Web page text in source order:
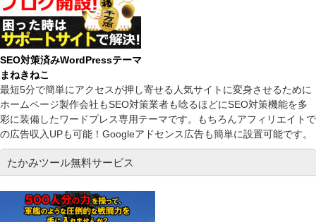
SEO対策済みWordPressテーマ
まねきねこ
最短5分で簡単にアクセスが押し寄せる人気サイトに変身させるために
ホームページ製作会社もSEO対策業者も唸るほどにSEO対策機能を多
彩に装備したワードプレス専用テーマです。もちろんアフィリエイトで
の広告収入UPも可能！Googleアドセンス広告も簡単に設置可能です。
たかみツール無料サービス